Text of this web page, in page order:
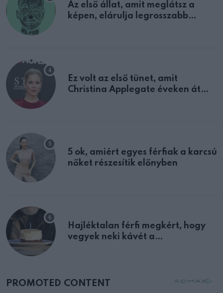
Az első állat, amit meglátsz a
képen, elárulja legrosszabb
Ez volt az első tünet, amit
Christina Applegate éveken át
5 ok, amiért egyes férfiak a karcsú
nőket részesítik előnyben
Hajléktalan férfi megkért, hogy
vegyek neki kávét a